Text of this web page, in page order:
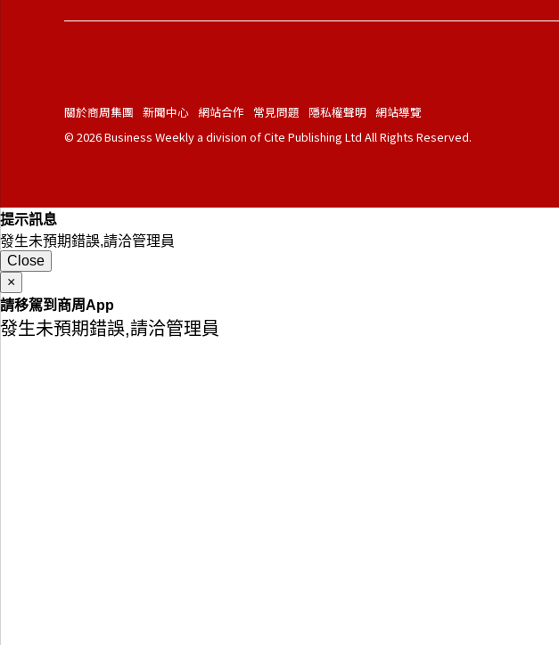
關於商周集團 新聞中心 網站合作 常見問題 隱私權聲明 網站導覽
© 2026 Business Weekly a division of Cite Publishing Ltd All Rights Reserved.
提示訊息
發生未預期錯誤,請洽管理員
Close
×
請移駕到商周App
發生未預期錯誤,請洽管理員